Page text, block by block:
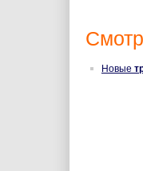
Новые